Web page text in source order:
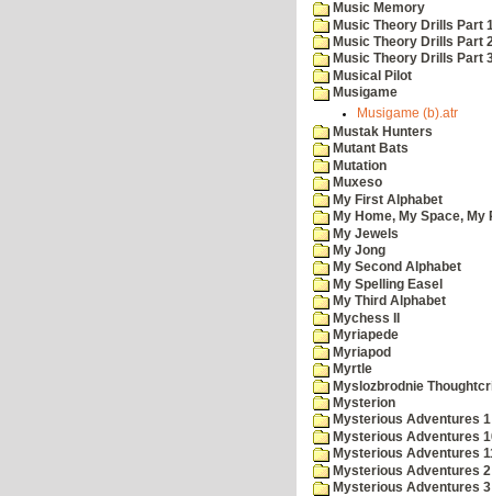
Music Memory
Music Theory Drills Part
Music Theory Drills Part
Music Theory Drills Part
Musical Pilot
Musigame
Musigame (b).atr
Mustak Hunters
Mutant Bats
Mutation
Muxeso
My First Alphabet
My Home, My Space, My
My Jewels
My Jong
My Second Alphabet
My Spelling Easel
My Third Alphabet
Mychess II
Myriapede
Myriapod
Myrtle
Myslozbrodnie
Mysterion
Mysterious Adventures
Mysterious Adventures
Mysterious Adventures
Mysterious Adventures
Mysterious Adventures